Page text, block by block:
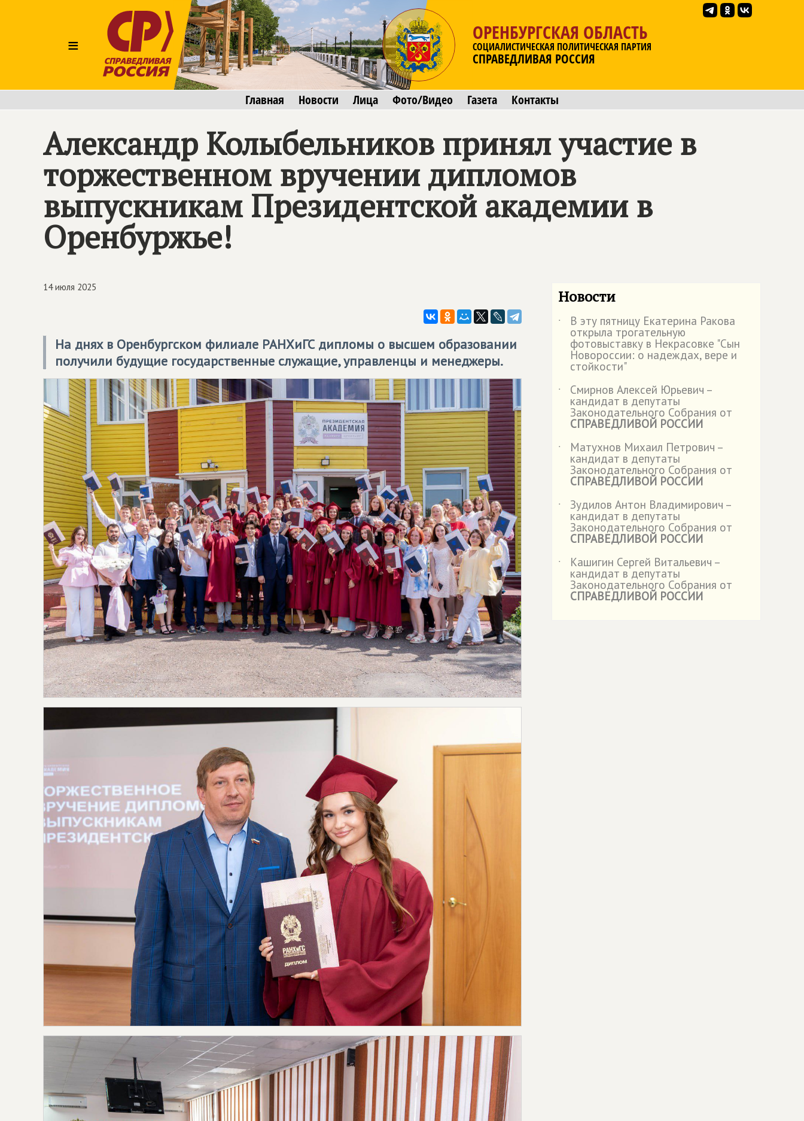
≡
ОРЕНБУРГСКАЯ ОБЛАСТЬ
СОЦИАЛИСТИЧЕСКАЯ ПОЛИТИЧЕСКАЯ ПАРТИЯ
СПРАВЕДЛИВАЯ РОССИЯ
Главная Новости Лица Фото/Видео Газета Контакты
Александр Колыбельников принял участие в
торжественном вручении дипломов
выпускникам Президентской академии в
Оренбуржье!
14 июля 2025
На днях в Оренбургском филиале РАНХиГС дипломы о высшем образовании
получили будущие государственные служащие, управленцы и менеджеры.
Новости
˙ В эту пятницу Екатерина Ракова
открыла трогательную
фотовыставку в Некрасовке "Сын
Новороссии: о надеждах, вере и
стойкости"
˙
Смирнов Алексей Юрьевич –
кандидат в депутаты
Законодательного Собрания от
СПРАВЕДЛИВОЙ РОССИИ
˙
Матухнов Михаил Петрович –
кандидат в депутаты
Законодательного Собрания от
СПРАВЕДЛИВОЙ РОССИИ
˙
Зудилов Антон Владимирович –
кандидат в депутаты
Законодательного Собрания от
СПРАВЕДЛИВОЙ РОССИИ
˙
Кашигин Сергей Витальевич –
кандидат в депутаты
Законодательного Собрания от
СПРАВЕДЛИВОЙ РОССИИ